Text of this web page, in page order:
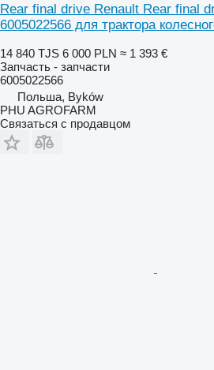
Rear final drive Renault Rear final
6005022566 для трактора
14 840 TJS 6 000 PLN ≈ 1 393 €
Запчасть - запчасти
6005022566
Польша, Byków
PHU AGROFARM
Связаться с продавцом